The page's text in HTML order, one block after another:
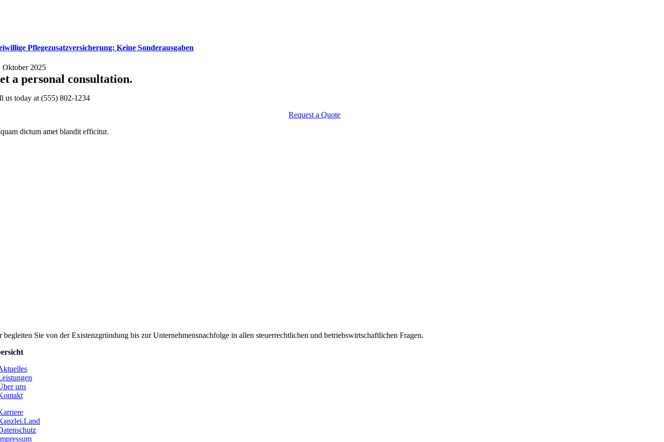
Pflegezusatzversicherung: Keine Sonderausgaben
Oktober 2025
a personal consultation.
us today at(555) 802-1234
Request a Quote
dictum amet blandit efficitur.
begleiten Sie von der Existenzgründung bis zur Unternehmensnachfolge in allen steuerrechtlichen und betriebswirtschaftlichen Fragen.
uns